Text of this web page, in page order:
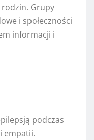
Grupy
i społeczności
informacji i
podczas
empatii.